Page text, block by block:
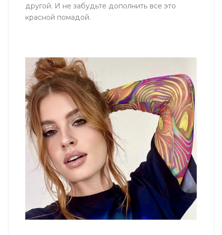
другой. И не забудьте дополнить все это
красной помадой.